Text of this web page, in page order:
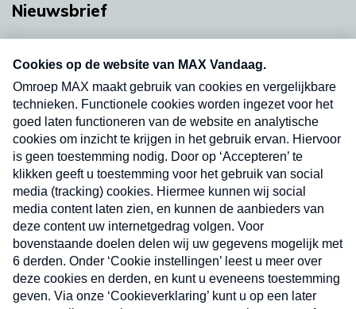
Nieuwsbrief
nieuwsbrief. Elke vrijdag- en dinsdagochtend in
uw mailbox.
Verzend
Nieuwsbrief